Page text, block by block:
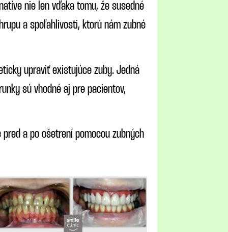
nie len vďaka tomu, že susedné
a spoľahlivosti, ktorú nám zubné
upraviť existujúce zuby. Jedná
sú vhodné aj pre pacientov,
a po ošetrení pomocou zubných